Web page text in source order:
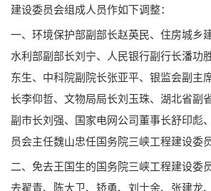
建设委员会组成人员作如下调整：
一、环境保护部副部长赵英民、住房城乡
水利部副部长刘宁、人民银行副行长潘功
东生、中科院副院长张亚平、银监会副主
长李仰哲、文物局局长刘玉珠、湖北省副
副市长刘强、国家电网公司董事长舒印彪
员会主任魏山忠任国务院三峡工程建设委
二、免去王国生的国务院三峡工程建设委
去翟青、陈大卫、矫勇、刘士余、张建龙